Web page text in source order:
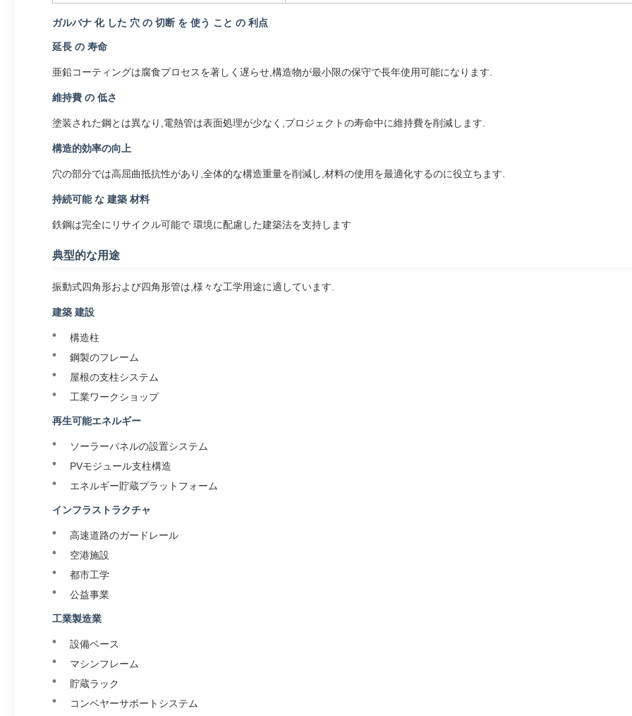
ガルバナ 化 した 穴 の 切断 を 使う こと の 利点
延長 の 寿命
亜鉛コーティングは腐食プロセスを著しく遅らせ,構造物が最小限の保守で長年使用可能になります.
維持費 の 低さ
塗装された鋼とは異なり,電熱管は表面処理が少なく,プロジェクトの寿命中に維持費を削減します.
構造的効率の向上
穴の部分では高屈曲抵抗性があり,全体的な構造重量を削減し,材料の使用を最適化するのに役立ちます.
持続可能 な 建築 材料
鉄鋼は完全にリサイクル可能で 環境に配慮した建築法を支持します
典型的な用途
振動式四角形および四角形管は,様々な工学用途に適しています.
建築 建設
構造柱
鋼製のフレーム
屋根の支柱システム
工業ワークショップ
再生可能エネルギー
ソーラーパネルの設置システム
PVモジュール支柱構造
エネルギー貯蔵プラットフォーム
インフラストラクチャ
高速道路のガードレール
空港施設
都市工学
公益事業
工業製造業
設備ベース
マシンフレーム
貯蔵ラック
コンベヤーサポートシステム